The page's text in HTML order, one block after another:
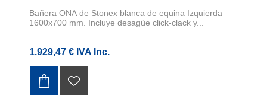
Bañera ONA de Stonex blanca de equina Izquierda
1600x700 mm. Incluye desagüe click-clack y...
1.929,47 € IVA Inc.